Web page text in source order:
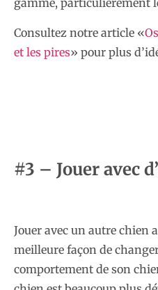
gamme, particulièrement
Consultez notre article «
et les pires» pour plus
#3 – Jouer avec
Jouer avec un autre chien
meilleure façon de
comportement de son